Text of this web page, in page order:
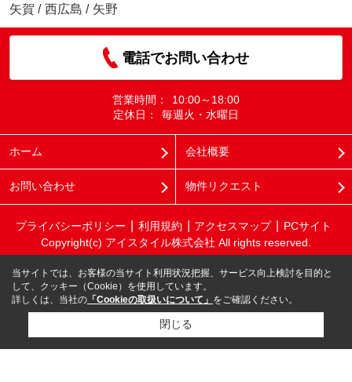
矢賀 / 西広島 / 矢野
電話でお問い合わせ
営業時間：
10:00～18:00
定休日：
毎週火・水曜日
ホーム 会社概要
お問い合わせ 物件リクエスト
プライバシーポリシー 利用規約 アクセスマップ
PCサイト
Copyright(c) アイスタイル株式会社 All rights reserved.
当サイトでは、お客様の当サイト利用状況把握、サービス向上検討を目的と
して、クッキー（Cookie）を使用しています。
詳しくは、当社の 「Cookieの取扱いについて」 をご確認ください。
閉じる